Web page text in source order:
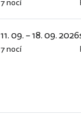
7 nocí
11. 09. – 18. 09. 2026
7 nocí